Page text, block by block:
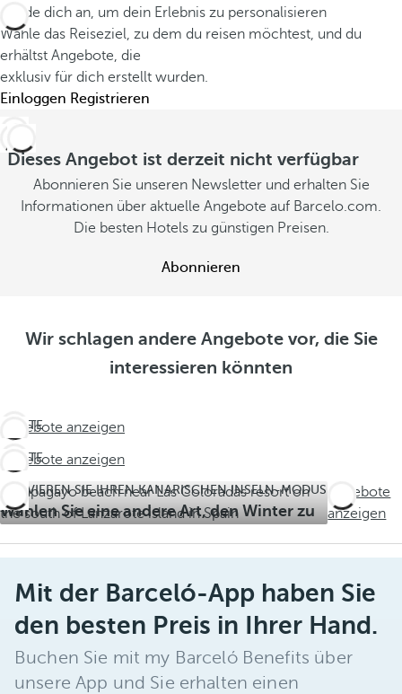
Melde dich an, um dein Erlebnis zu personalisieren
Wähle das Reiseziel, zu dem du reisen möchtest, und du
erhältst Angebote, die
exklusiv für dich erstellt wurden.
Einloggen Registrieren
Dieses Angebot ist derzeit nicht verfügbar
Abonnieren Sie unseren Newsletter und erhalten Sie
Informationen über aktuelle Angebote auf Barcelo.com.
Die besten Hotels zu günstigen Preisen.
Abonnieren
Wir schlagen andere Angebote vor, die Sie
interessieren könnten
LETZTE
TAGE!
Verpassen
Sie nicht
den
Angebote anzeigen
LETZTE
TAGE!
Verpassen
Sie nicht
den
Angebote anzeigen
AKTIVIEREN SIE IHREN KANARISCHEN INSELN-MODUS
Wählen Sie eine andere Art, den Winter zu
Angebote
anzeigen
Mit der Barceló-App haben Sie
den besten Preis in Ihrer Hand.
Buchen Sie mit my Barceló Benefits über
unsere App und Sie erhalten einen